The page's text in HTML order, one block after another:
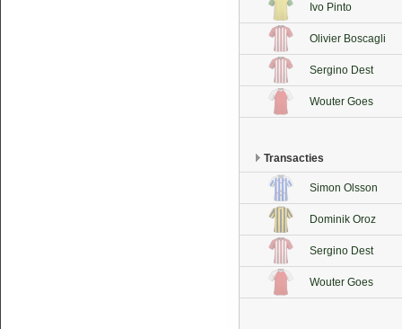
Ivo Pinto
Olivier Boscagli
Sergino Dest
Wouter Goes
Transacties
Simon Olsson
Dominik Oroz
Sergino Dest
Wouter Goes